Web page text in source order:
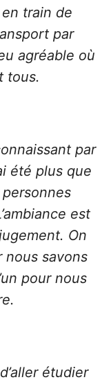
train de
par
agréable où
tous.
par
été plus que
est
On
nous savons
pour nous
étudier